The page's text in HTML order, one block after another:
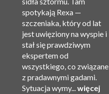
spotykają Rexa —
szczeniaka, który od lat
jest uwięziony na wyspie i
stał się prawdziwym
ekspertem od
wszystkiego, co związane
z pradawnymi gadami.
Sytuacja wymy...więcej